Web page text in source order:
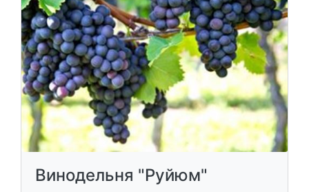
Винодельня "Руйюм"